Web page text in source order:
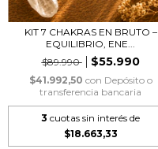
KIT 7 CHAKRAS EN BRUTO –
EQUILIBRIO, ENE...
$89.990
$55.990
$41.992,50 con Depósito o
transferencia bancaria
3 cuotas sin interés de
$18.663,33